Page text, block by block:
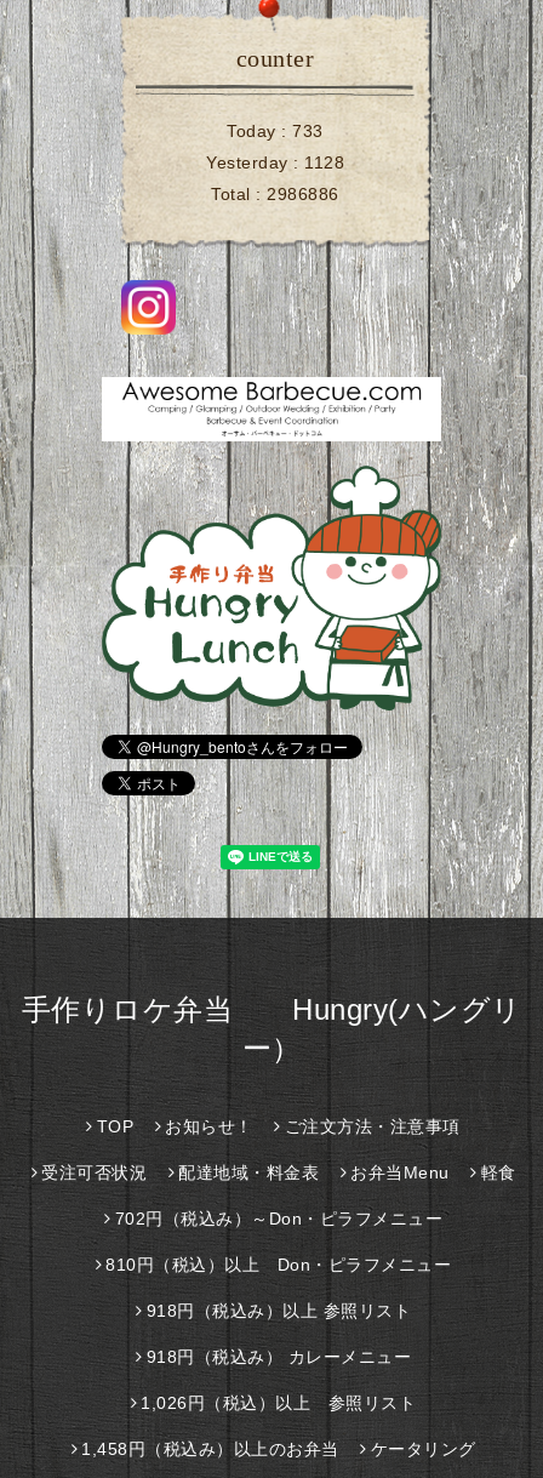
counter
Today :733
Yesterday : 1128
Total :2986886
手作りロケ弁当 Hungry(ハングリ
ー）
TOP お知らせ！ ご注文方法・注意事項
受注可否状況 配達地域・料金表 お弁当Menu 軽食
702円（税込み）～Don・ピラフメニュー
810円（税込）以上 Don・ピラフメニュー
918円（税込み）以上 参照リスト
918円（税込み） カレーメニュー
1,026円（税込）以上 参照リスト
1,458円（税込み）以上のお弁当 ケータリング